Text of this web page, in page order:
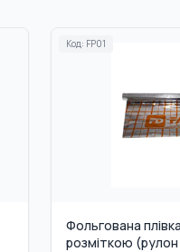
Код: FP01
Фольгована
розміткою